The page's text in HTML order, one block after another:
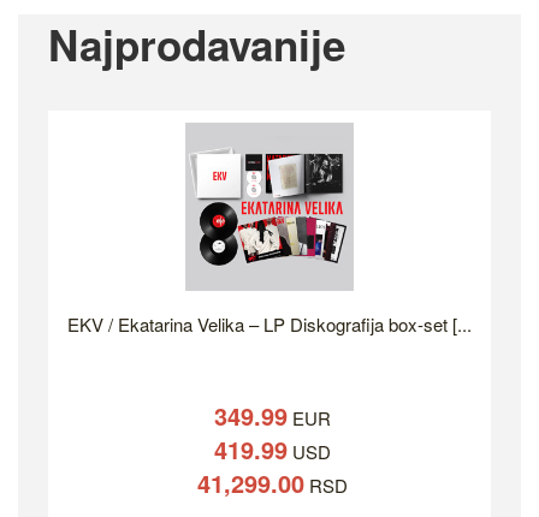
Najprodavanije
EKV / Ekatarina Velika – LP Diskografija box-set [...
349.99 EUR
419.99 USD
41,299.00 RSD